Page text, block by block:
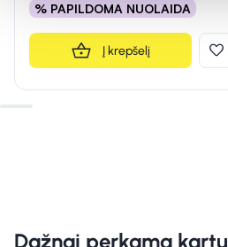
% PAPILDOMA NUOLAIDA
Į krepšelį
Dažnai perkama kartu